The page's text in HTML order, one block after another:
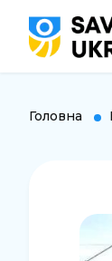
Головна